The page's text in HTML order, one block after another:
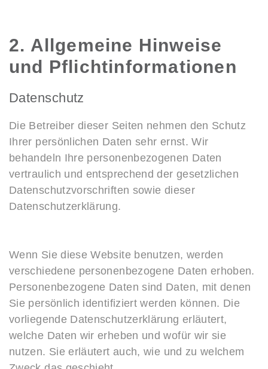
2. Allgemeine Hinweise
und Pflichtinformationen
Datenschutz
Die Betreiber dieser Seiten nehmen den Schutz
Ihrer persönlichen Daten sehr ernst. Wir
behandeln Ihre personenbezogenen Daten
vertraulich und entsprechend der gesetzlichen
Datenschutzvorschriften sowie dieser
Datenschutzerklärung.
Wenn Sie diese Website benutzen, werden
verschiedene personenbezogene Daten erhoben.
Personenbezogene Daten sind Daten, mit denen
Sie persönlich identifiziert werden können. Die
vorliegende Datenschutzerklärung erläutert,
welche Daten wir erheben und wofür wir sie
nutzen. Sie erläutert auch, wie und zu welchem